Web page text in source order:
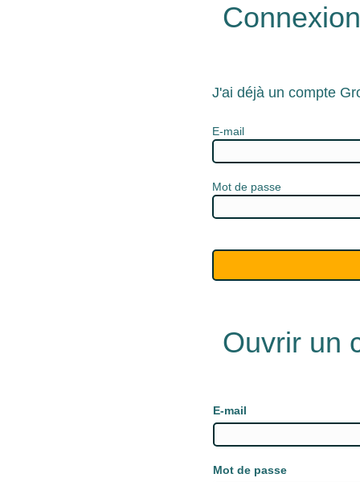
Connexion
J'ai déjà un compte
E-mail
Mot de passe
Ouvrir un
E-mail
Mot de passe